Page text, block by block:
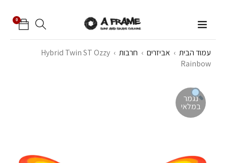
0
עמוד הבית › אביזרים › חרבות ›
Hybrid Twin ST Ozzy
Rainbow
נגמר
במלאי